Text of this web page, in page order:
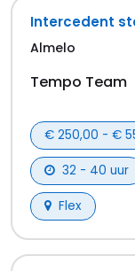
Intercedent
Almelo
Tempo Team
€ 250,00 - €
32 - 40 uur
Flex